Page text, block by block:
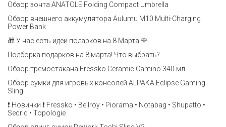
Обзор зонта ANATOLE Folding Compact Umbrella
Обзор внешнего аккумулятора Aulumu M10 Multi-Charging
Power Bank
🎁 У нас есть идеи подарков на 8 Марта 🌹
Подборка подарков на 8 марта! Что выбрать?
Обзор тремостакана Fressko Ceramic Camino 340 мл
Обзор сумки для игровых консолей ALPAKA Eclipse Gaming
Sling
❗️ Новинки ❗️ Fressko • Bellroy • Piorama • Notabag • Shupatto •
Secrid • Topologie